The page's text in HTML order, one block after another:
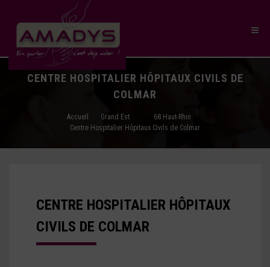
CENTRE HOSPITALIER HÔPITAUX CIVILS DE
COLMAR
Accueil Grand Est
68 Haut-Rhin
Centre Hospitalier Hôpitaux Civils de Colmar
CENTRE HOSPITALIER HÔPITAUX
CIVILS DE COLMAR